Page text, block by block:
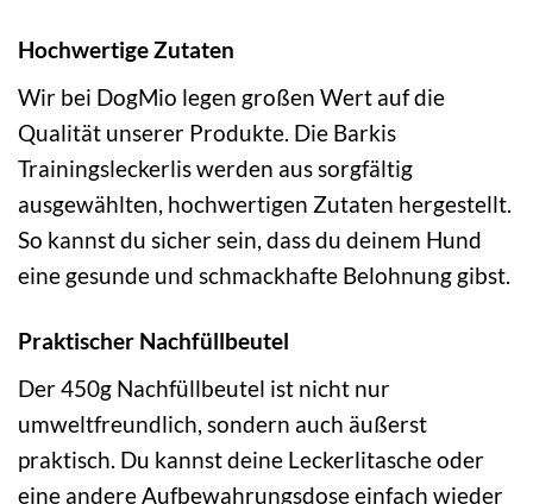
Hochwertige Zutaten
Wir bei DogMio legen großen Wert auf die
Qualität unserer Produkte. Die Barkis
Trainingsleckerlis werden aus sorgfältig
ausgewählten, hochwertigen Zutaten hergestellt.
So kannst du sicher sein, dass du deinem Hund
eine gesunde und schmackhafte Belohnung gibst.
Praktischer Nachfüllbeutel
Der 450g Nachfüllbeutel ist nicht nur
umweltfreundlich, sondern auch äußerst
praktisch. Du kannst deine Leckerlitasche oder
eine andere Aufbewahrungsdose einfach wieder